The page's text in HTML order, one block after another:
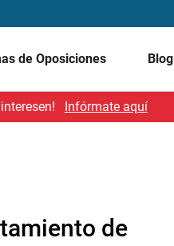
de Oposiciones Blog
Infórmate aquí
de